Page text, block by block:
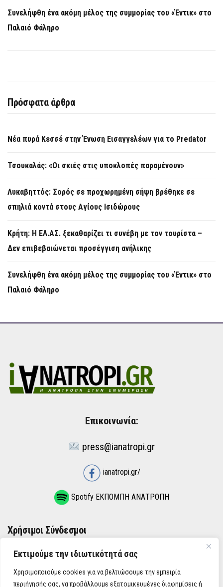
Εκτιμούμε την ιδιωτικότητά σας
Χρησιμοποιούμε cookies για να βελτιώσουμε την εμπειρία
περιήγησής σας, να προβάλλουμε εξατομικευμένες διαφημίσεις ή
Συνελήφθη ένα ακόμη μέλος της συμμορίας του «Έντικ» στο
Παλαιό Φάληρο
Πρόσφατα άρθρα
Νέα πυρά Κεσσέ στην Ένωση Εισαγγελέων για το Predator
Τσουκαλάς: «Οι σκιές στις υποκλοπές παραμένουν»
Λυκαβηττός: Σορός σε προχωρημένη σήψη βρέθηκε σε
σπηλιά κοντά στους Αγίους Ισιδώρους
Κρήτη: Η ΕΛ.ΑΣ. ξεκαθαρίζει τι συνέβη με τον τουρίστα –
Δεν επιβεβαιώνεται προσέγγιση ανήλικης
Συνελήφθη ένα ακόμη μέλος της συμμορίας του «Έντικ» στο
Παλαιό Φάληρο
Επικοινωνία:
press@ianatropi.gr
ianatropi.gr/
Spotify ΕΚΠΟΜΠΗ ΑΝΑΤΡΟΠΗ
Χρήσιμοι Σύνδεσμοι
ΌΡΟΙ ΧΡΉΣΗΣ
ΠΟΛΙΤΙΚΉ ΑΠΟΡΡΉΤΟΥ